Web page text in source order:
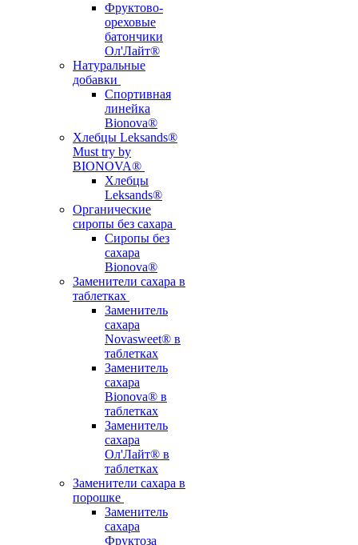
Фруктово-
ореховые
батончики
Ол'Лайт®
Натуральные
добавки
Спортивная
линейка
Bionova®
Хлебцы Leksands®
Must try by
BIONOVA®
Хлебцы
Leksands®
Органические
сиропы без сахара
Сиропы без
сахара
Bionova®
Заменители сахара в
таблетках
Заменитель
сахара
Novasweet® в
таблетках
Заменитель
сахара
Bionova® в
таблетках
Заменитель
сахара
Ол'Лайт® в
таблетках
Заменители сахара в
порошке
Заменитель
сахара
Фруктоза